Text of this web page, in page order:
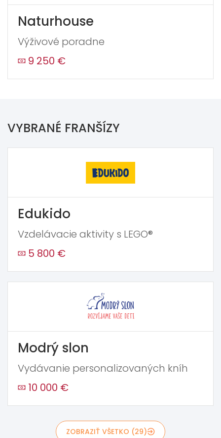
Naturhouse
Výživové poradne
9 250 €
VYBRANÉ FRANŠÍZY
Edukido
Vzdelávacie aktivity s LEGO®
5 800 €
Modrý slon
Vydávanie personalizovaných kníh
10 000 €
ZOBRAZIŤ VŠETKO (29)